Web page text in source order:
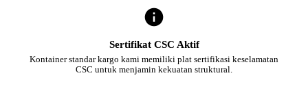
Sertifikat CSC Aktif
Kontainer standar kargo kami memiliki plat sertifikasi keselamatan
CSC untuk menjamin kekuatan struktural.